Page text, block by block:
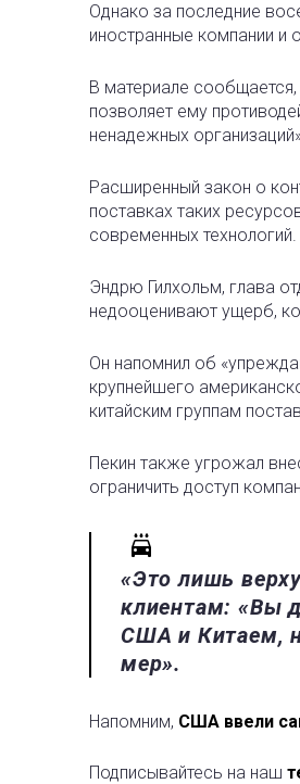
Однако за последние
иностранные компании и
В материале
позволяет ему
ненадежных
Расширенный закон о
поставках таких
современных технологий.
Эндрю Гилхольм, глава
недооценивают ущерб,
Он напомнил об
крупнейшего
китайским группам
Пекин также угрожал
ограничить доступ
«Это лишь
клиентам: «Вы
США и Китаем,
мер».
Напомним, США ввели
Подписывайтесь на наш